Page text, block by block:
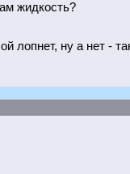
жидкость?
лопнет, ну а нет -